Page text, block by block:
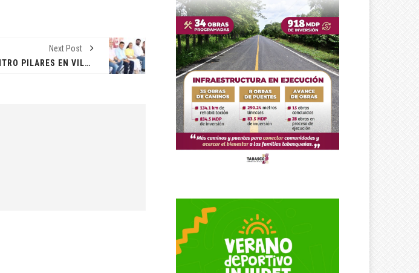
Next Post
REHABILITAN CENTRO PILARES EN VILLA JUAN ALDAMA PARA FOMENTAR CULTURA DE PAZ Y SENTIDO COMUNITARIO